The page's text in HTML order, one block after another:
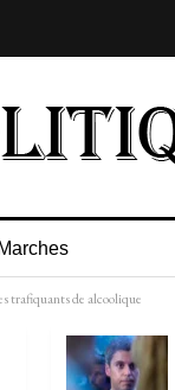
trafiquants de alcoolique